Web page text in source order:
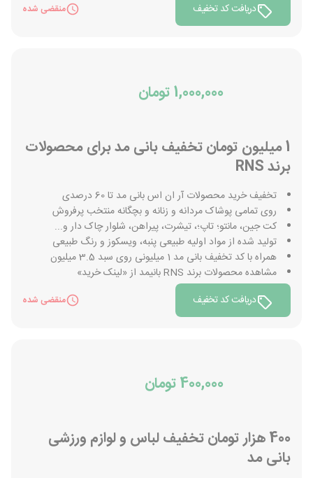
دریافت کد تخفیف
منقضی شده
1,000,000 تومان
1 میلیون تومان تخفیف بانی مد برای محصولات
برند RNS
تخفیف خرید محصولات آر ان اس بانی مد تا 60 درصدی
روی تمامی پوشاک مردانه و زنانه و بچگانه منتخب پرفروش
کت جین، مانتو؛ تاپ؛، تیشرت، پیراهن، شلوار چاک دار و...
تولید شده از مواد اولیه طبیعی پنبه، ویسکوز و رنگ طبیعی
همراه با کد تخفیف بانی مد 1 میلیونی روی سبد 3.5 میلیون
مشاهده محصولات برند RNS بانیمد از «لینک خرید»
دریافت کد تخفیف
منقضی شده
400,000 تومان
400 هزار تومان تخفیف لباس و لوازم ورزشی
بانی مد